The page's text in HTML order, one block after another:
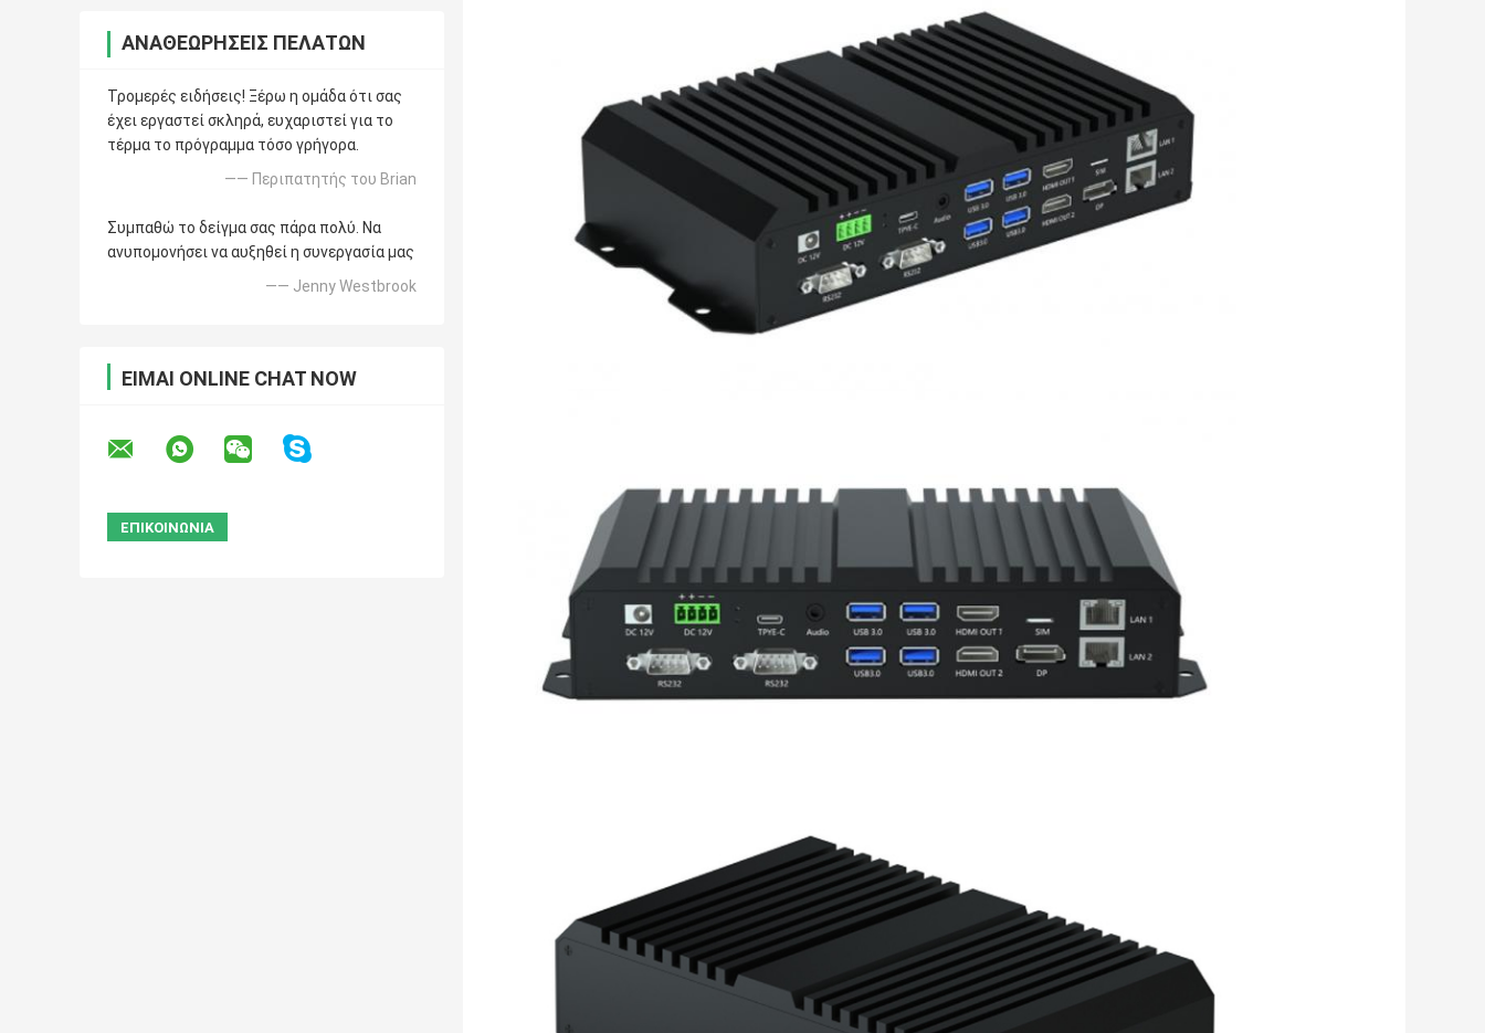
ΑΝΑΘΕΩΡΉΣΕΙΣ ΠΕΛΑΤΏΝ
Τρομερές ειδήσεις! Ξέρω η ομάδα ότι σας
έχει εργαστεί σκληρά, ευχαριστεί για το
τέρμα το πρόγραμμα τόσο γρήγορα.
—— Περιπατητής του Brian
Συμπαθώ το δείγμα σας πάρα πολύ. Να
ανυπομονήσει να αυξηθεί η συνεργασία μας
—— Jenny Westbrook
ΕΊΜΑΙ ONLINE CHAT NOW